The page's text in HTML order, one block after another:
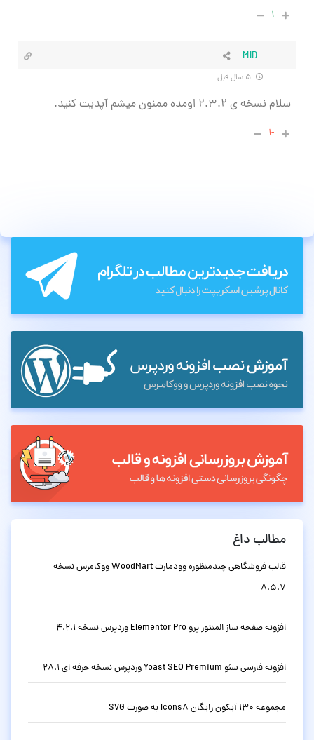
۱
MID
سلام نسخه ی ۲.۳.۲ اومده ممنون میشم آپدیت کنید.
-۱
مطالب داغ
قالب فروشگاهی چندمنظوره وودمارت WoodMart ووکامرس نسخه
8.5.7
افزونه صفحه ساز المنتور پرو Elementor Pro وردپرس نسخه 4.2.1
افزونه فارسی سئو Yoast SEO Premium وردپرس نسخه حرفه ای 28.1
مجموعه 130 آیکون رایگان Icons8 به صورت SVG